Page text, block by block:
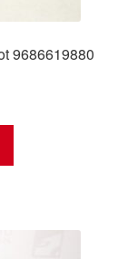
9686619880